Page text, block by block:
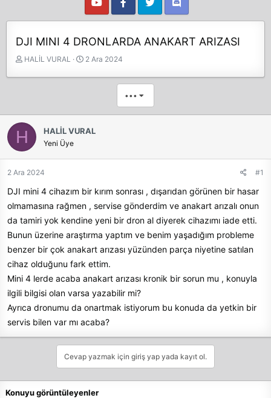
DJI MINI 4 DRONLARDA ANAKART ARIZASI
K
y
b
a
ş
l
t
a
n
HALİL VURAL
B
n
g
t
i
h
i
2 Ara 2024
•••
H HALİL VURAL
Yeni Üye
2 Ara 2024 #1
DJI mini 4 cihazım bir kırım sonrası , dışarıdan görünen bir hasar
olmamasına rağmen , servise gönderdim ve anakart arızalı onun
da tamiri yok kendine yeni bir dron al diyerek cihazımı iade etti.
Bunun üzerine araştırma yaptım ve benim yaşadığım probleme
benzer bir çok anakart arızası yüzünden parça niyetine satılan
cihaz olduğunu fark ettim.
Mini 4 lerde acaba anakart arızası kronik bir sorun mu , konuyla
ilgili bilgisi olan varsa yazabilir mi?
Ayrıca dronumu da onartmak istiyorum bu konuda da yetkin bir
servis bilen var mı acaba?
Cevap yazmak için giriş yap yada kayıt ol.
Konuyu görüntüleyenler